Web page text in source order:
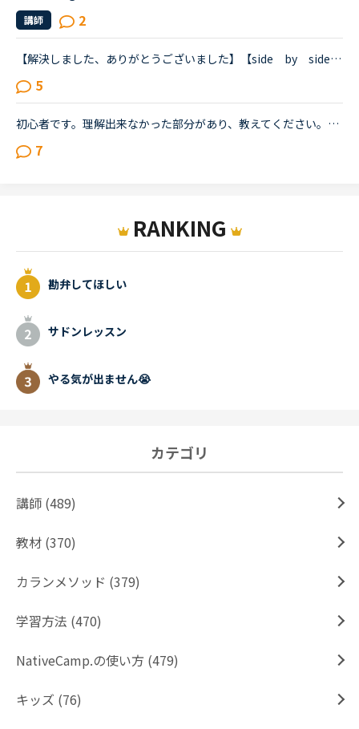
講師 2
【解決しました、ありがとうございました】【side by side ４より】すみません、感覚として全然分からない文章が出てきたのでどなたか教えていただけないでしょうか？レッスン中にも質問しましたが、英語での...
5
初心者です。理解出来なかった部分があり、教えてください。James is asking Charlotte about Gabriella's birthday party. James When was Gabriella's birthday?Charlotte It was last weekend.James How was t...
7
RANKING
勘弁してほしい
サドンレッスン
やる気が出ません😭
カテゴリ
講師 (489)
教材 (370)
カランメソッド (379)
学習方法 (470)
NativeCamp.の使い方 (479)
キッズ (76)